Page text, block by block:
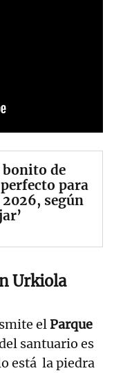
bonito de
para
según
Urkiola
elParque
santuario es
está la piedra